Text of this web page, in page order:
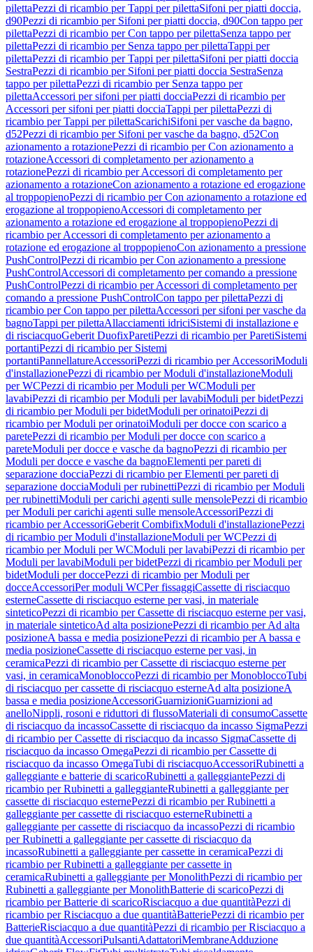
pilettaPezzi di ricambio per Tappi per pilettaSifoni per piatti doccia,
d90Pezzi di ricambio per Sifoni per piatti doccia, d90Con tappo per
pilettaPezzi di ricambio per Con tappo per pilettaSenza tappo per
pilettaPezzi di ricambio per Senza tappo per pilettaTappi per
pilettaPezzi di ricambio per Tappi per pilettaSifoni per piatti doccia
SestraPezzi di ricambio per Sifoni per piatti doccia SestraSenza
tappo per pilettaPezzi di ricambio per Senza tappo per
pilettaAccessori per sifoni per piatti docciaPezzi di ricambio per
Accessori per sifoni per piatti docciaTappi per pilettaPezzi di
ricambio per Tappi per pilettaScarichiSifoni per vasche da bagno,
d52Pezzi di ricambio per Sifoni per vasche da bagno, d52Con
azionamento a rotazionePezzi di ricambio per Con azionamento a
rotazioneAccessori di completamento per azionamento a
rotazionePezzi di ricambio per Accessori di completamento per
azionamento a rotazioneCon azionamento a rotazione ed erogazione
al troppopienoPezzi di ricambio per Con azionamento a rotazione ed
erogazione al troppopienoAccessori di completamento per
azionamento a rotazione ed erogazione al troppopienoPezzi di
ricambio per Accessori di completamento per azionamento a
rotazione ed erogazione al troppopienoCon azionamento a pressione
PushControlPezzi di ricambio per Con azionamento a pressione
PushControlAccessori di completamento per comando a pressione
PushControlPezzi di ricambio per Accessori di completamento per
comando a pressione PushControlCon tappo per pilettaPezzi di
ricambio per Con tappo per pilettaAccessori per sifoni per vasche da
bagnoTappi per pilettaAllacciamenti idriciSistemi di installazione e
di risciacquoGeberit DuofixParetiPezzi di ricambio per ParetiSistemi
portantiPezzi di ricambio per Sistemi
portantiPannellatureAccessoriPezzi di ricambio per AccessoriModuli
d'installazionePezzi di ricambio per Moduli d'installazioneModuli
per WCPezzi di ricambio per Moduli per WCModuli per
lavabiPezzi di ricambio per Moduli per lavabiModuli per bidetPezzi
di ricambio per Moduli per bidetModuli per orinatoiPezzi di
ricambio per Moduli per orinatoiModuli per docce con scarico a
paretePezzi di ricambio per Moduli per docce con scarico a
pareteModuli per docce e vasche da bagnoPezzi di ricambio per
Moduli per docce e vasche da bagnoElementi per pareti di
separazione docciaPezzi di ricambio per Elementi per pareti di
separazione docciaModuli per rubinettiPezzi di ricambio per Moduli
per rubinettiModuli per carichi agenti sulle mensolePezzi di ricambio
per Moduli per carichi agenti sulle mensoleAccessoriPezzi di
ricambio per AccessoriGeberit CombifixModuli d'installazionePezzi
di ricambio per Moduli d'installazioneModuli per WCPezzi di
ricambio per Moduli per WCModuli per lavabiPezzi di ricambio per
Moduli per lavabiModuli per bidetPezzi di ricambio per Moduli per
bidetModuli per doccePezzi di ricambio per Moduli per
docceAccessoriPer moduli WCPer fissaggiCassette di risciacquo
esterneCassette di risciacquo esterne per vasi, in materiale
sinteticoPezzi di ricambio per Cassette di risciacquo esterne per vasi,
in materiale sinteticoAd alta posizionePezzi di ricambio per Ad alta
posizioneA bassa e media posizionePezzi di ricambio per A bassa e
media posizioneCassette di risciacquo esterne per vasi, in
ceramicaPezzi di ricambio per Cassette di risciacquo esterne per
vasi, in ceramicaMonobloccoPezzi di ricambio per MonobloccoTubi
di risciacquo per cassette di risciacquo esterneAd alta posizioneA
bassa e media posizioneAccessoriGuarnizioniGuarnizioni ad
anelloNippli, rosoni e riduttori di flussoMateriali di consumoCassette
di risciacquo da incassoCassette di risciacquo da incasso SigmaPezzi
di ricambio per Cassette di risciacquo da incasso SigmaCassette di
risciacquo da incasso OmegaPezzi di ricambio per Cassette di
risciacquo da incasso OmegaTubi di risciacquoAccessoriRubinetti a
galleggiante e batterie di scaricoRubinetti a galleggiantePezzi di
ricambio per Rubinetti a galleggianteRubinetti a galleggiante per
cassette di risciacquo esternePezzi di ricambio per Rubinetti a
galleggiante per cassette di risciacquo esterneRubinetti a
galleggiante per cassette di risciacquo da incassoPezzi di ricambio
per Rubinetti a galleggiante per cassette di risciacquo da
incassoRubinetti a galleggiante per cassette in ceramicaPezzi di
ricambio per Rubinetti a galleggiante per cassette in
ceramicaRubinetti a galleggiante per MonolithPezzi di ricambio per
Rubinetti a galleggiante per MonolithBatterie di scaricoPezzi di
ricambio per Batterie di scaricoRisciacquo a due quantitàPezzi di
ricambio per Risciacquo a due quantitàBatteriePezzi di ricambio per
BatterieRisciacquo a due quantitàPezzi di ricambio per Risciacquo a
due quantitàAccessoriPulsantiAdattatoriMembraneAdduzione